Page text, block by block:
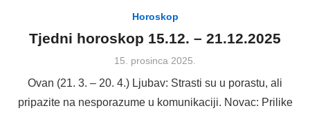
Horoskop
Tjedni horoskop 15.12. – 21.12.2025
Posted
15. prosinca 2025.
Ovan (21. 3. – 20. 4.) Ljubav: Strasti su u porastu, ali
pripazite na nesporazume u komunikaciji. Novac: Prilike